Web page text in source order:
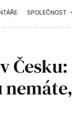
SPOLEČNOST
Česku: